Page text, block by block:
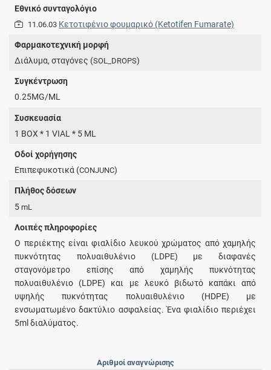
Εθνικό συνταγολόγιο
11.06.03 Κετοτιφένιο φουμαρικό (Ketotifen Fumarate)
Φαρμακοτεχνική μορφή
Διάλυμα, σταγόνες (SOL_DROPS)
Συγκέντρωση
0.25MG/ML
Συσκευασία
1 BOX * 1 VIAL * 5 ML
Οδοί χορήγησης
Επιπεφυκοτικά (CONJUNC)
Πλήθος δόσεων
5mL
Λοιπές πληροφορίες
Ο περιέκτης είναι φιαλίδιο λευκού χρώματος από χαμηλής
πυκνότητας πολυαιθυλένιο (LDPE) με διαφανές
σταγονόμετρο επίσης από χαμηλής πυκνότητας
πολυαιθυλένιο (LDPE) και με λευκό βιδωτό καπάκι από
υψηλής πυκνότητας πολυαιθυλένιο (HDPE) με
ενσωματωμένο δακτύλιο ασφαλείας. Ένα φιαλίδιο περιέχει
5ml διαλύματος.
Αριθμοί αναγνώρισης